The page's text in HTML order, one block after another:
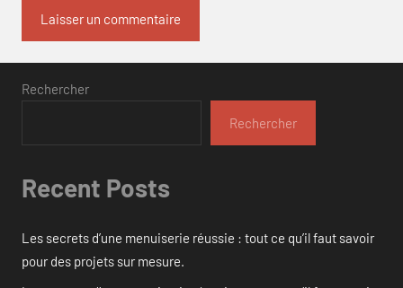
Rechercher
Rechercher
Recent Posts
Les secrets d’une menuiserie réussie : tout ce qu’il faut savoir
pour des projets sur mesure.